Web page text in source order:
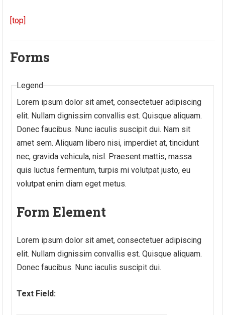
[top]
Forms
Legend
Lorem ipsum dolor sit amet, consectetuer adipiscing
elit. Nullam dignissim convallis est. Quisque aliquam.
Donec faucibus. Nunc iaculis suscipit dui. Nam sit
amet sem. Aliquam libero nisi, imperdiet at, tincidunt
nec, gravida vehicula, nisl. Praesent mattis, massa
quis luctus fermentum, turpis mi volutpat justo, eu
volutpat enim diam eget metus.
Form Element
Lorem ipsum dolor sit amet, consectetuer adipiscing
elit. Nullam dignissim convallis est. Quisque aliquam.
Donec faucibus. Nunc iaculis suscipit dui.
Text Field: